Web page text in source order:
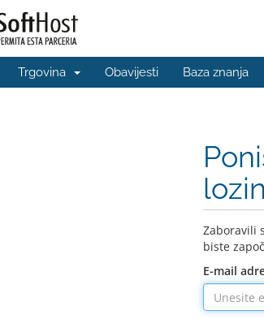
Trgovina Obavijesti Baza znanja
Zaboravili
biste
E-mail